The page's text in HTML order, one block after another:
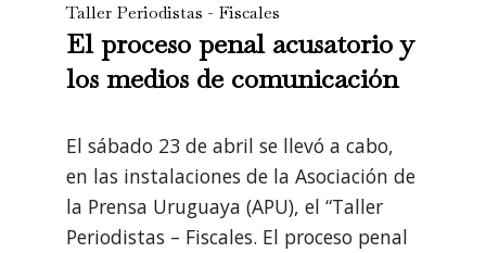
Taller Periodistas - Fiscales
El proceso penal acusatorio y
los medios de comunicación
El sábado 23 de abril se llevó a cabo,
en las instalaciones de la Asociación de
la Prensa Uruguaya (APU), el “Taller
Periodistas – Fiscales. El proceso penal